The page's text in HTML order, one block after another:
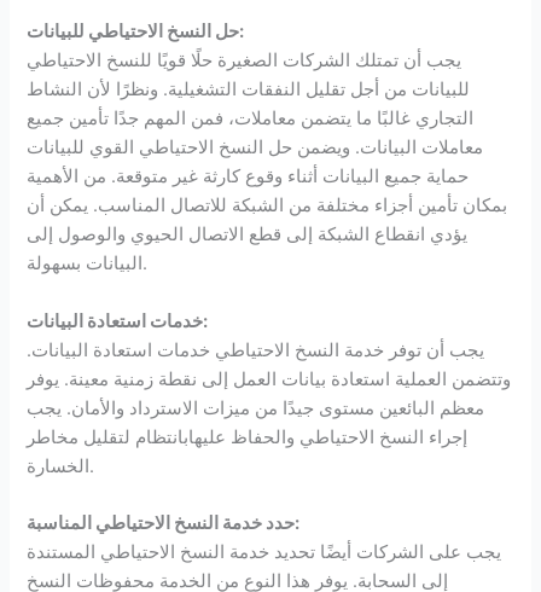
حل النسخ الاحتياطي للبيانات:
يجب أن تمتلك الشركات الصغيرة حلًا قويًا للنسخ الاحتياطي
للبيانات من أجل تقليل النفقات التشغيلية. ونظرًا لأن النشاط
التجاري غالبًا ما يتضمن معاملات، فمن المهم جدًا تأمين جميع
معاملات البيانات. ويضمن حل النسخ الاحتياطي القوي للبيانات
حماية جميع البيانات أثناء وقوع كارثة غير متوقعة. من الأهمية
بمكان تأمين أجزاء مختلفة من الشبكة للاتصال المناسب. يمكن أن
يؤدي انقطاع الشبكة إلى قطع الاتصال الحيوي والوصول إلى
البيانات بسهولة.
خدمات استعادة البيانات:
يجب أن توفر خدمة النسخ الاحتياطي خدمات استعادة البيانات.
وتتضمن العملية استعادة بيانات العمل إلى نقطة زمنية معينة. يوفر
معظم البائعين مستوى جيدًا من ميزات الاسترداد والأمان. يجب
إجراء النسخ الاحتياطي والحفاظ عليهابانتظام لتقليل مخاطر
الخسارة.
حدد خدمة النسخ الاحتياطي المناسبة:
يجب على الشركات أيضًا تحديد خدمة النسخ الاحتياطي المستندة
إلى السحابة. يوفر هذا النوع من الخدمة محفوظات النسخ